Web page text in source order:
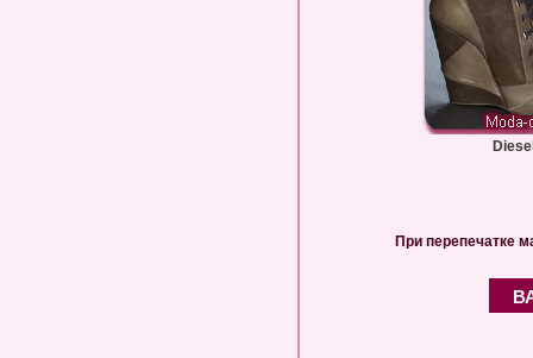
При перепечатке